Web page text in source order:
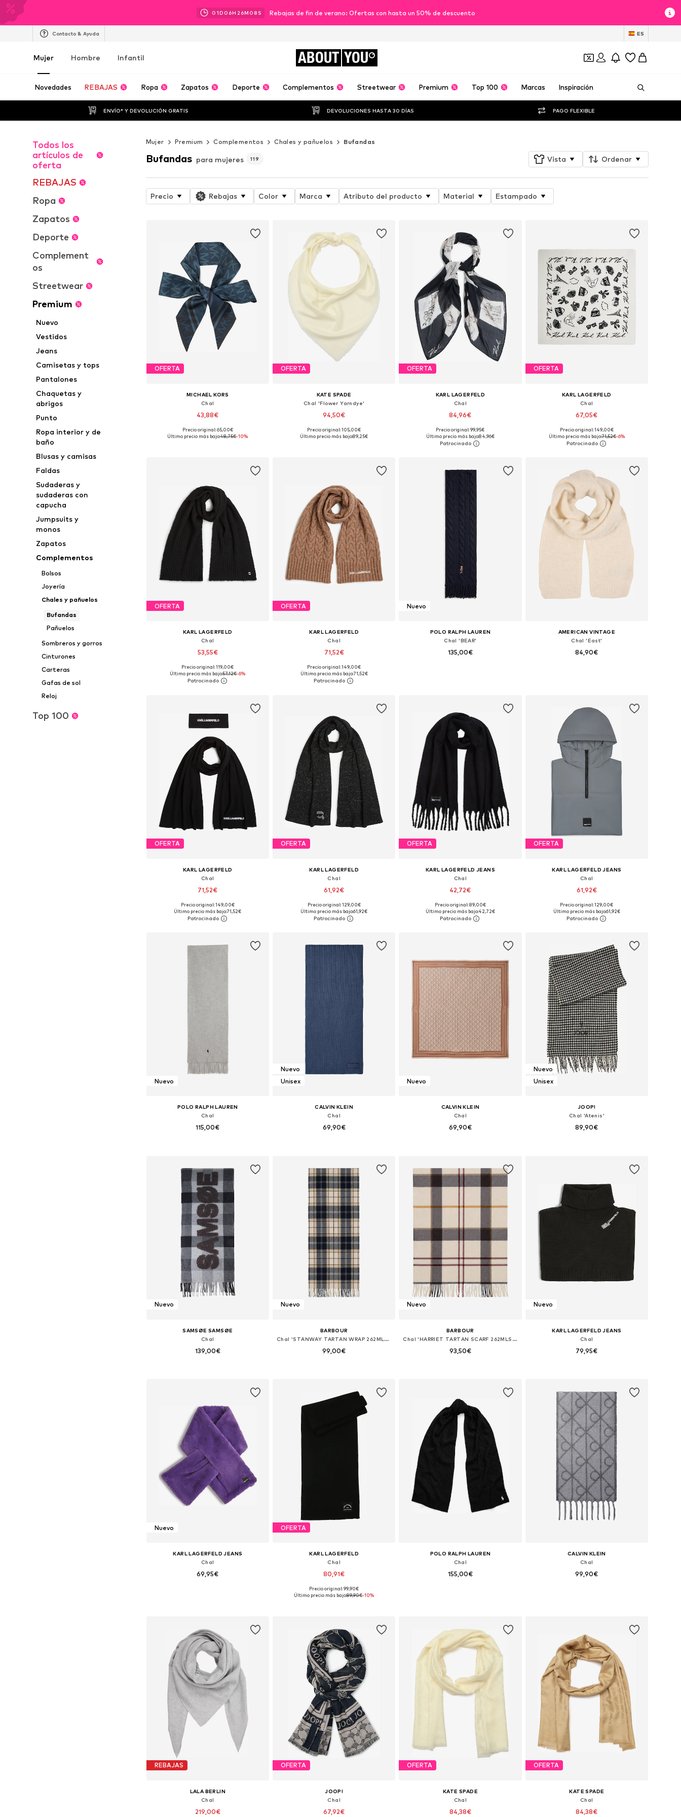
01D 06H 26M 07 S Rebajas de fin de verano: Ofertas con hasta un 50% de descuento
Contacto & Ayuda ES
Mujer Hombre Infantil ABOUT YOU
Novedades REBAJAS Ropa Zapatos Deporte Complementos Streetwear Premium Top 100 Marcas Inspiración
ENVÍO* Y DEVOLUCIÓN GRATIS DEVOLUCIONES HASTA 30 DÍAS PAGO FLEXIBLE
Todos los
artículos de
oferta
REBAJAS
Ropa
Zapatos
Deporte
Complement
os
Streetwear
Premium
Nuevo
Vestidos
Jeans
Camisetas y tops
Pantalones
Chaquetas y
abrigos
Punto
Ropa interior y de
baño
Blusas y camisas
Faldas
Sudaderas y
sudaderas con
capucha
Jumpsuits y
monos
Zapatos
Complementos
Bolsos
Joyería
Chales y pañuelos
Bufandas
Pañuelos
Sombreros y gorros
Cinturones
Carteras
Gafas de sol
Reloj
Top 100
Mujer Premium Complementos Chales y pañuelos Bufandas
Bufandas para mujeres 119 Vista Ordenar
Precio Rebajas Color Marca Atributo del producto Material Estampado
OFERTA
MICHAEL KORS
Chal
43,88€
Tallas disponibles: One Size
Precio original: 65,00€
Último precio más bajo:48,75€-10%
OFERTA
KATE SPADE
Chal 'Flower Yarndye'
94,50€
Tallas disponibles: One Size
Precio original: 105,00€
Último precio más bajo:89,25€
OFERTA
KARL LAGERFELD
Chal
84,96€
Tallas disponibles: One Size
Añadir a la cesta
Precio original: 99,95€
Último precio más bajo:84,96€
OFERTA
KARL LAGERFELD
Chal
67,05€
Tallas disponibles: One Size
Añadir a la cesta
Precio original: 149,00€
Último precio más bajo:71,52€-6%
OFERTA
KARL LAGERFELD
Chal
53,55€
Tallas disponibles: One Size
Añadir a la cesta
Precio original: 119,00€
Último precio más bajo:57,12€-6%
OFERTA
KARL LAGERFELD
Chal
71,52€
Tallas disponibles: One Size
Añadir a la cesta
Precio original: 149,00€
Último precio más bajo:71,52€
Nuevo
POLO RALPH LAUREN
Chal 'BEAR'
135,00€
AMERICAN VINTAGE
Chal 'East'
84,90€
OFERTA
KARL LAGERFELD
Chal
71,52€
Tallas disponibles: One Size
Añadir a la cesta
Precio original: 149,00€
Último precio más bajo:71,52€
OFERTA
KARL LAGERFELD
Chal
61,92€
Tallas disponibles: One Size
Añadir a la cesta
Precio original: 129,00€
Último precio más bajo:61,92€
OFERTA
KARL LAGERFELD JEANS
Chal
42,72€
Tallas disponibles: One Size
Añadir a la cesta
Precio original: 89,00€
Último precio más bajo:42,72€
OFERTA
KARL LAGERFELD JEANS
Chal
61,92€
Tallas disponibles: One Size
Añadir a la cesta
Precio original: 129,00€
Último precio más bajo:61,92€
Nuevo
POLO RALPH LAUREN
Chal
115,00€
Nuevo
Unisex
CALVIN KLEIN
Chal
69,90€
Nuevo
CALVIN KLEIN
Chal
69,90€
Nuevo
Unisex
JOOP!
Chal 'Atenis'
89,90€
Nuevo
SAMSØE SAMSØE
Chal
139,00€
Nuevo
BARBOUR
Chal 'STANWAY TARTAN WRAP 262MLSC0426'
99,00€
Nuevo
BARBOUR
Chal 'HARRIET TARTAN SCARF 262MLSC0494'
93,50€
Nuevo
KARL LAGERFELD JEANS
Chal
79,95€
Nuevo
KARL LAGERFELD JEANS
Chal
69,95€
OFERTA
KARL LAGERFELD
Chal
80,91€
Tallas disponibles: One Size
Precio original: 99,90€
Último precio más bajo:89,90€-10%
POLO RALPH LAUREN
Chal
155,00€
CALVIN KLEIN
Chal
99,90€
REBAJAS
LALA BERLIN
Chal
219,00€
OFERTA
JOOP!
Chal
67,92€
OFERTA
KATE SPADE
Chal
84,38€
OFERTA
KATE SPADE
Chal
84,38€